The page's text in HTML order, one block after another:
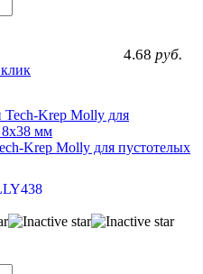
4.68 руб.
Krep Molly для пустотелых